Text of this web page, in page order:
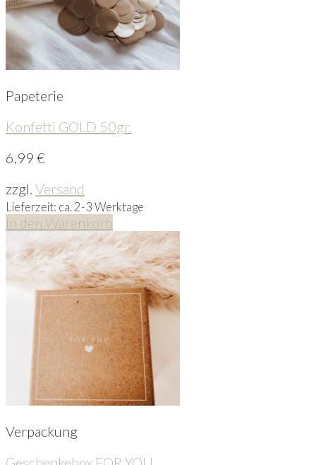
Papeterie
Konfetti GOLD 50gr.
6,99 €
zzgl. Versand
Lieferzeit: ca. 2-3 Werktage
In den Warenkorb
Verpackung